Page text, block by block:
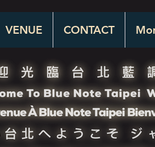
VENUE CONTACT